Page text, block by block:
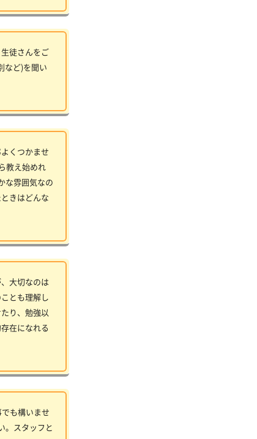
徒さんをご
など)を聞い
くつかませ
教え始めれ
な雰囲気なの
きはどんな
大切なのは
とも理解し
り、勉強以
在になれる
も構いませ
。スタッフと